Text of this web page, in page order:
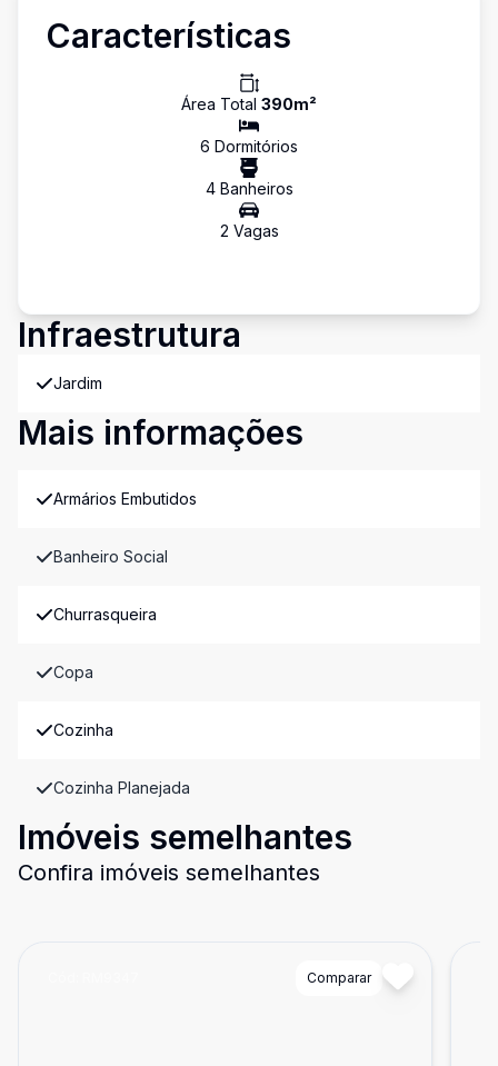
Características
Área Total 390m²
6 Dormitórios
4Banheiros
2 Vagas
Infraestrutura
Jardim
Mais informações
Armários Embutidos
Banheiro Social
Churrasqueira
Copa
Cozinha
Cozinha Planejada
Imóveis semelhantes
Confira imóveis semelhantes
Comparar